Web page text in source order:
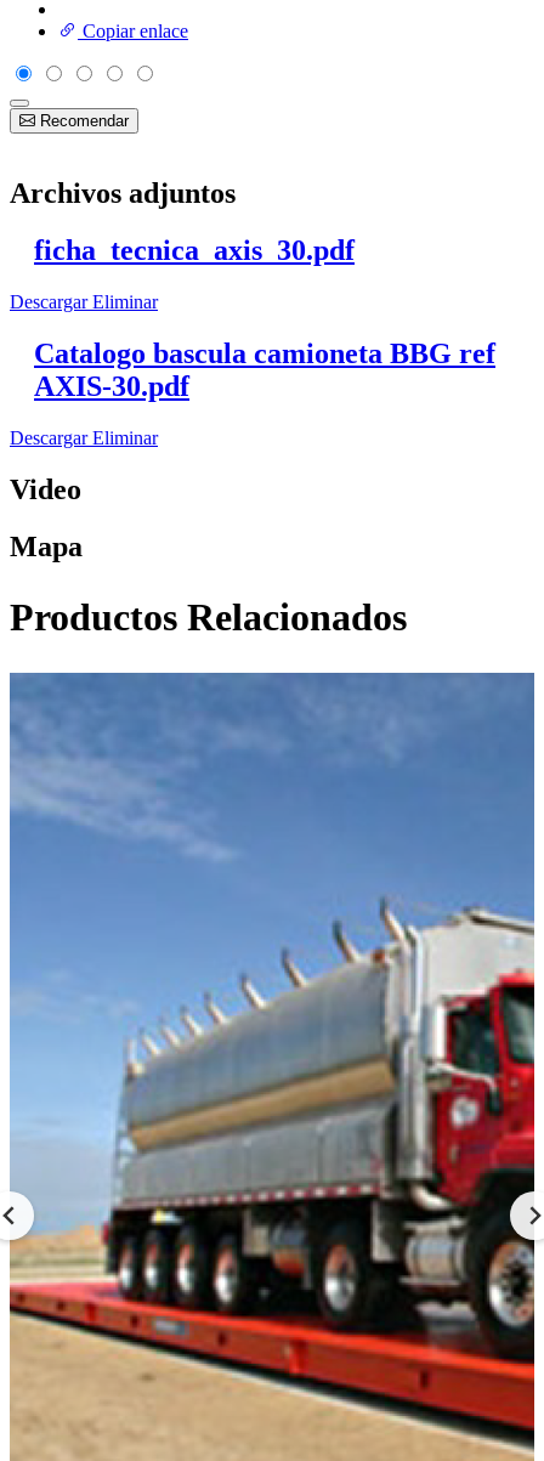
Copiar enlace
Recomendar
Archivos adjuntos
ficha_tecnica_axis_30.pdf
DescargarEliminar
Catalogo bascula camioneta BBG ref
AXIS-30.pdf
DescargarEliminar
Video
Mapa
Productos Relacionados